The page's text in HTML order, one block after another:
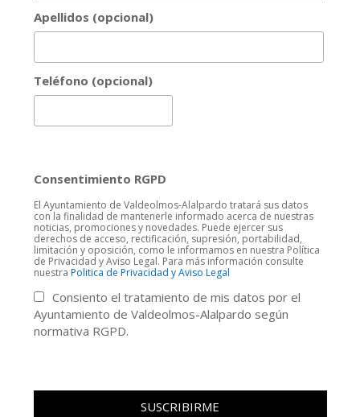
Apellidos (opcional)
Teléfono (opcional)
Consentimiento RGPD
El Ayuntamiento de Valdeolmos-Alalpardo tratará sus datos
con la finalidad de mantenerle informado acerca de nuestras
noticias, promociones y novedades. Puede ejercer sus
derechos de acceso, rectificación, supresión, portabilidad,
limitación y oposición, como le informamos en nuestra Política
de Privacidad y Aviso Legal. Para más información consulte
nuestra Politica de Privacidad y Aviso Legal
Consiento el tratamiento de mis datos por el
Ayuntamiento de Valdeolmos-Alalpardo según
normativa RGPD.